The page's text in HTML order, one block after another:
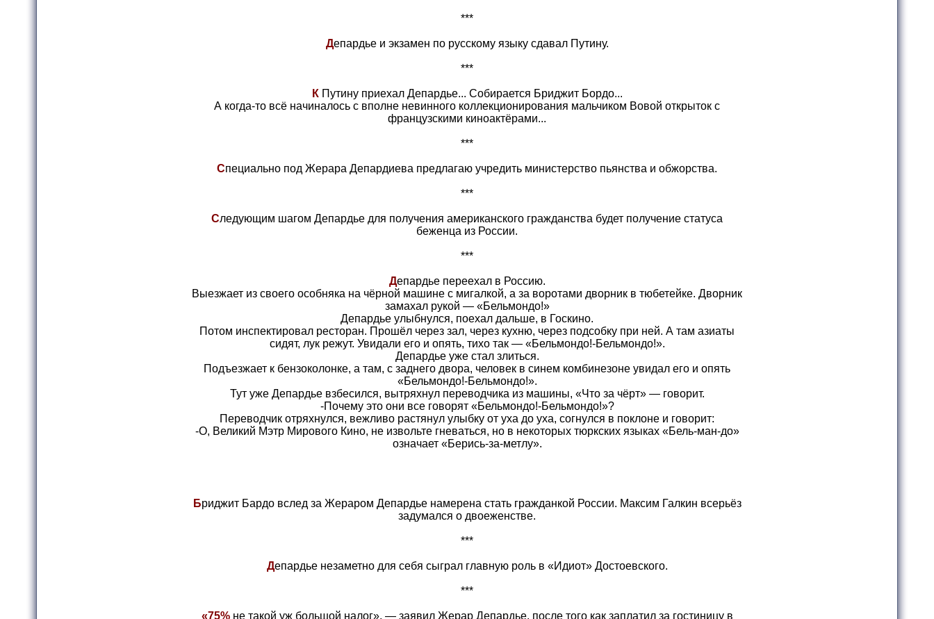
***
Депардье и экзамен по русскому языку сдавал Путину.
***
КПутину приехал Депардье... Собирается Бриджит Бордо...
А когда-то всё начиналось с вполне невинного коллекционирования мальчиком Вовой открыток с
французскими киноактёрами...
***
Специально под Жерара Депардиева предлагаю учредить министерство пьянства и обжорства.
***
Следующим шагом Депардье для получения американского гражданства будет получение статуса
беженца из России.
***
Депардье переехал в Россию.
Выезжает из своего особняка на чёрной машине с мигалкой, а за воротами дворник в тюбетейке. Дворник
замахал рукой — «Бельмондо!»
Депардье улыбнулся, поехал дальше, в Госкино.
Потом инспектировал ресторан. Прошёл через зал, через кухню, через подсобку при ней. А там азиаты
сидят, лук режут. Увидали его и опять, тихо так — «Бельмондо!-Бельмондо!».
Депардье уже стал злиться.
Подъезжает к бензоколонке, а там, с заднего двора, человек в синем комбинезоне увидал его и опять
«Бельмондо!-Бельмондо!».
Тут уже Депардье взбесился, вытряхнул переводчика из машины, «Что за чёрт» — говорит.
-Почему это они все говорят «Бельмондо!-Бельмондо!»?
Переводчик отряхнулся, вежливо растянул улыбку от уха до уха, согнулся в поклоне и говорит:
-О, Великий Мэтр Мирового Кино, не извольте гневаться, но в некоторых тюркских языках «Бель-ман-до»
означает «Берись-за-метлу».
Бриджит Бардо вслед за Жераром Депардье намерена стать гражданкой России. Максим Галкин всерьёз
задумался о двоеженстве.
***
Депардье незаметно для себя сыграл главную роль в «Идиот» Достоевского.
***
«75%не такой уж большой налог», — заявил Жерар Депардье, после того как заплатил за гостиницу в